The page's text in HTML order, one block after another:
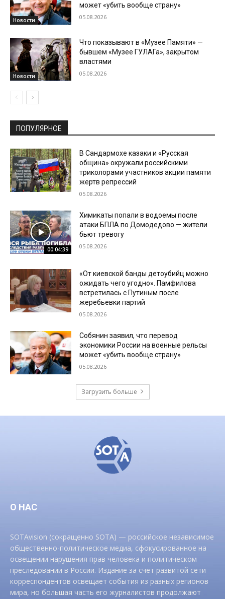
Новости
может «убить вообще страну»
05.08.2026
Новости
Что показывают в «Музее Памяти» —
бывшем «Музее ГУЛАГа», закрытом
властями
05.08.2026
ПОПУЛЯРНОЕ
В Сандармохе казаки и «Русская
община» окружали российскими
триколорами участников акции памяти
жертв репрессий
05.08.2026
00:04:39
Химикаты попали в водоемы после
атаки БПЛА по Домодедово — жители
бьют тревогу
05.08.2026
«От киевской банды детоубийц можно
ожидать чего угодно». Памфилова
встретилась с Путиным после
жеребьевки партий
05.08.2026
Собянин заявил, что перевод
экономики России на военные рельсы
может «убить вообще страну»
05.08.2026
Загрузить больше
О НАС
SOTAvision (сокращенно SOTA) — российское независимое
общественно-политическое медиа, сфокусированное на
освещении нарушения прав человека и политическом
преследовании в России. Издание за счет развитой сети
корреспондентов освещает события из разных регионов
мира, но большая часть его журналистов продолжают